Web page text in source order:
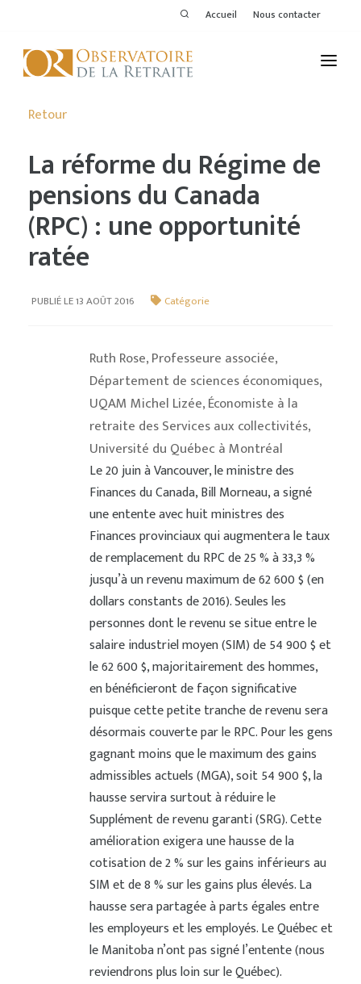
Accueil Nous contacter
ACTIVITÉS
THÉMATIQUES
MEMBRES
Retour
La réforme du Régime de
pensions du Canada
(RPC) : une opportunité
ratée
PUBLIÉ LE 13 AOÛT 2016 Catégorie
Ruth Rose, Professeure associée,
Département de sciences économiques,
UQAM Michel Lizée, Économiste à la
retraite des Services aux collectivités,
Université du Québec à Montréal
Le 20 juin à Vancouver, le ministre des
Finances du Canada, Bill Morneau, a signé
une entente avec huit ministres des
Finances provinciaux qui augmentera le taux
de remplacement du RPC de 25 % à 33,3 %
jusqu’à un revenu maximum de 62 600 $ (en
dollars constants de 2016). Seules les
personnes dont le revenu se situe entre le
salaire industriel moyen (SIM) de 54 900 $ et
le 62 600 $, majoritairement des hommes,
en bénéficieront de façon significative
puisque cette petite tranche de revenu sera
désormais couverte par le RPC. Pour les gens
gagnant moins que le maximum des gains
admissibles actuels (MGA), soit 54 900 $, la
hausse servira surtout à réduire le
Supplément de revenu garanti (SRG). Cette
amélioration exigera une hausse de la
cotisation de 2 % sur les gains inférieurs au
SIM et de 8 % sur les gains plus élevés. La
hausse sera partagée à parts égales entre
les employeurs et les employés. Le Québec et
le Manitoba n’ont pas signé l’entente (nous
reviendrons plus loin sur le Québec).